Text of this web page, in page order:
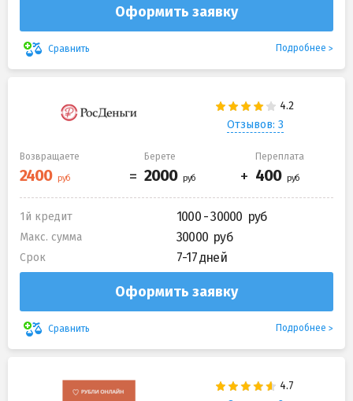
Оформить заявку
Сравнить Подробнее
Отзывов: 3
Возвращаете Берете Переплата
1й кредит 1000 - 30000
Макс. сумма 30000
Срок 7-17 дней
Оформить заявку
Сравнить Подробнее